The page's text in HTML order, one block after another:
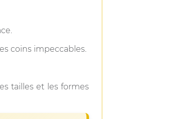
coins impeccables.
tailles et les formes